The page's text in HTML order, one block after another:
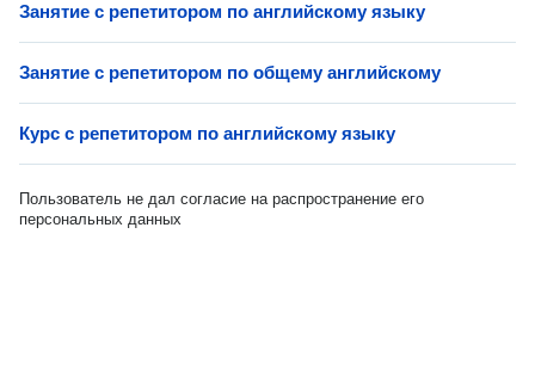
Занятие с репетитором по английскому языку
Занятие с репетитором по общему английскому
Курс с репетитором по английскому языку
Пользователь не дал согласие на распространение его
персональных данных